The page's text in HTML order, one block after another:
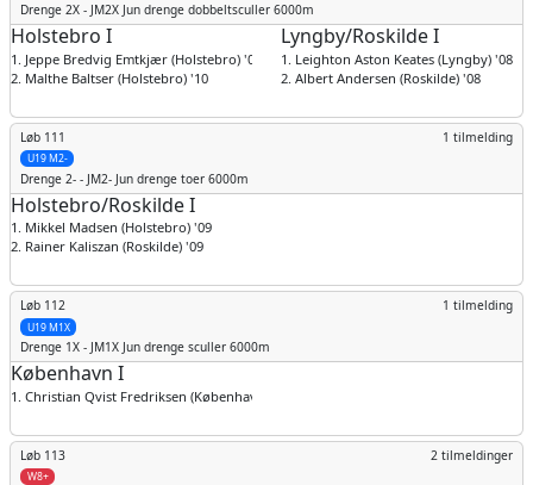
Drenge 2X - JM2X Jun drenge dobbeltsculler 6000m
Holstebro I
1. Jeppe Bredvig Emtkjær (Holstebro) '09
2. Malthe Baltser (Holstebro) '10
Lyngby/Roskilde I
1. Leighton Aston Keates (Lyngby) '08
2. Albert Andersen (Roskilde) '08
Løb 111 1 tilmelding
U19 M2-
Drenge 2- - JM2- Jun drenge toer 6000m
Holstebro/Roskilde I
1. Mikkel Madsen (Holstebro) '09
2. Rainer Kaliszan (Roskilde) '09
Løb 112 1 tilmelding
U19 M1X
Drenge 1X - JM1X Jun drenge sculler 6000m
København I
1. Christian Qvist Fredriksen (København) '08
Løb 113 2 tilmeldinger
W8+